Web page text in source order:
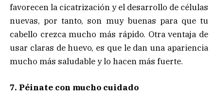
favorecen la cicatrización y el desarrollo de células
nuevas, por tanto, son muy buenas para que tu
cabello crezca mucho más rápido. Otra ventaja de
usar claras de huevo, es que le dan una apariencia
mucho más saludable y lo hacen más fuerte.
7. Péinate con mucho cuidado